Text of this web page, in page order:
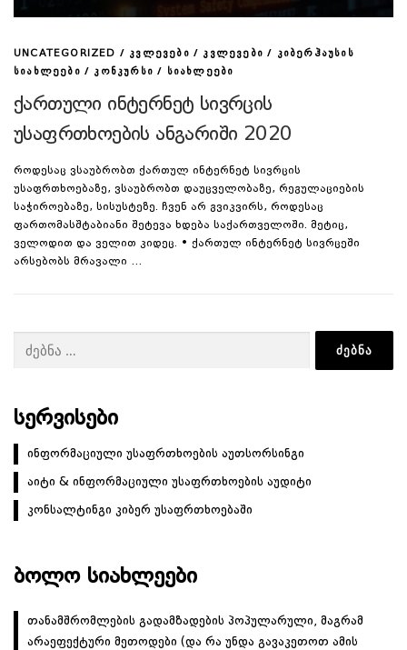
UNCATEGORIZED / ᲙᲕᲚᲔᲕᲔᲑᲘ / ᲙᲕᲚᲔᲕᲔᲑᲘ /
ᲙᲘᲑᲔᲠᲰᲐᲣᲡᲘᲡ
ᲡᲘᲐᲮᲚᲔᲔᲑᲘ / ᲙᲝᲜᲙᲣᲠᲡᲘ / ᲡᲘᲐᲮᲚᲔᲔᲑᲘ
ქართული ინტერნეტ სივრცის
უსაფრთხოების ანგარიში 2020
როდესაც ვსაუბრობთ ქართულ ინტერნეტ სივრცის
უსაფრთხოებაზე, ვსაუბრობთ დაუცველობაზე, რეგულაციების
საჭიროებაზე, სისუსტეზე. ჩვენ არ გვიკვირს, როდესაც
ფართომასშტაბიანი შეტევა ხდება საქართველოში. მეტიც,
ველოდით და ველით კიდეც. • ქართულ ინტერნეტ სივრცეში
არსებობს მრავალი …
ᲡᲔᲠᲕᲘᲡᲔᲑᲘ
ინფორმაციული უსაფრთხოების აუთსორსინგი
აიტი & ინფორმაციული უსაფრთხოების აუდიტი
კონსალტინგი კიბერ უსაფრთხოებაში
ᲑᲝᲚᲝ ᲡᲘᲐᲮᲚᲔᲔᲑᲘ
თანამშრომლების გადამზადების პოპულარული, მაგრამ
არაეფექტური მეთოდები (და რა უნდა გავაკეთოთ ამის